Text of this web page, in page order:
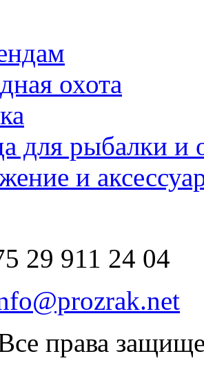
охота
для рыбалки и
и
29 911 24 04
права